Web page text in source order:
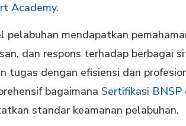
Academy.
pelabuhan mendapatkan
dan respons terhadap berbagai
tugas dengan efisiensi dan
bagaimana Sertifikasi BNSP
standar keamanan pelabuhan.